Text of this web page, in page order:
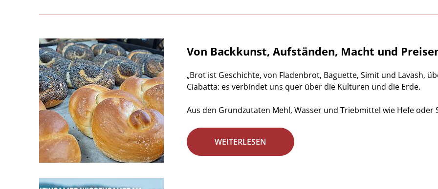
Von Backkunst, Aufständen, Macht und
„Brot ist Geschichte, von Fladenbrot, Baguette, Simit und Lavash,
Ciabatta: es verbindet uns quer über die Kulturen und die Erde.
Aus den Grundzutaten Mehl, Wasser und Triebmittel wie Hefe oder
WEITERLESEN